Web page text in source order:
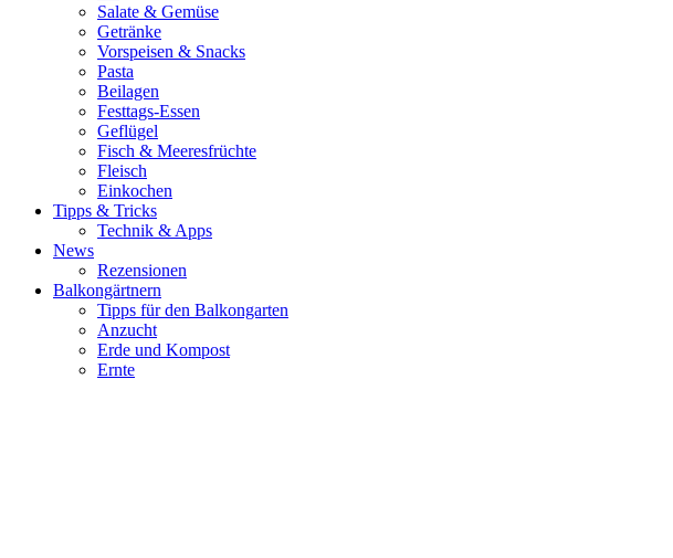
Salate & Gemüse
Getränke
Vorspeisen & Snacks
Pasta
Beilagen
Festtags-Essen
Geflügel
Fisch & Meeresfrüchte
Fleisch
Einkochen
Tipps & Tricks
Technik & Apps
News
Rezensionen
Balkongärtnern
Tipps für den Balkongarten
Anzucht
Erde und Kompost
Ernte